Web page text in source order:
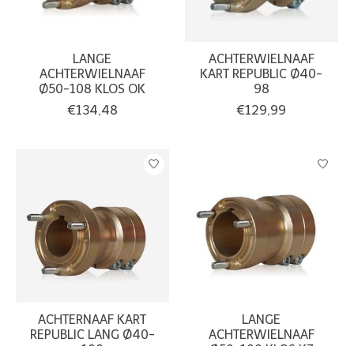
LANGE
ACHTERWIELNAAF
Ø50-108 KLOS OK
€134,48
ACHTERWIELNAAF
KART REPUBLIC Ø40-
98
€129,99
ACHTERNAAF KART
REPUBLIC LANG Ø40-
LANGE
ACHTERWIELNAAF